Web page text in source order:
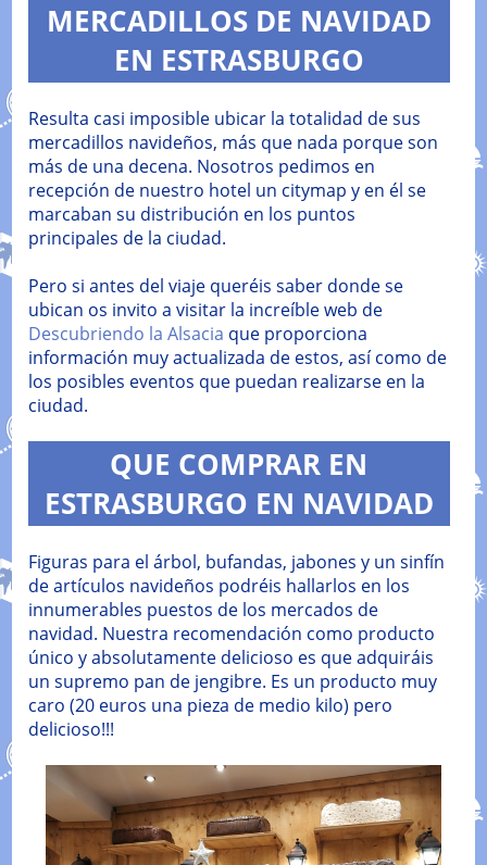
MERCADILLOS DE NAVIDAD
EN ESTRASBURGO
Resulta casi imposible ubicar la totalidad de sus
mercadillos navideños, más que nada porque son
más de una decena. Nosotros pedimos en
recepción de nuestro hotel un citymap y en él se
marcaban su distribución en los puntos
principales de la ciudad.
Pero si antes del viaje queréis saber donde se
ubican os invito a visitar la increíble web de
Descubriendo la Alsacia que proporciona
información muy actualizada de estos, así como de
los posibles eventos que puedan realizarse en la
ciudad.
QUE COMPRAR EN
ESTRASBURGO EN NAVIDAD
Figuras para el árbol, bufandas, jabones y un sinfín
de artículos navideños podréis hallarlos en los
innumerables puestos de los mercados de
navidad. Nuestra recomendación como producto
único y absolutamente delicioso es que adquiráis
un supremo pan de jengibre. Es un producto muy
caro (20 euros una pieza de medio kilo) pero
delicioso!!!